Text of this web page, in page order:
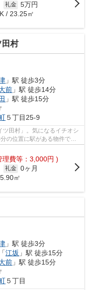
礼金 5万円
/ 23.25㎡
田村
」駅 徒歩3分
前 」駅 徒歩14分
」駅 徒歩15分
５丁目25-9
田村」。気になるイチオシ
の位置に駅がある物件で
理費等：3,000円 )
礼金 0ヶ月
㎡
」駅 徒歩3分
「江坂 」駅 徒歩15分
前 」駅 徒歩15分
５丁目